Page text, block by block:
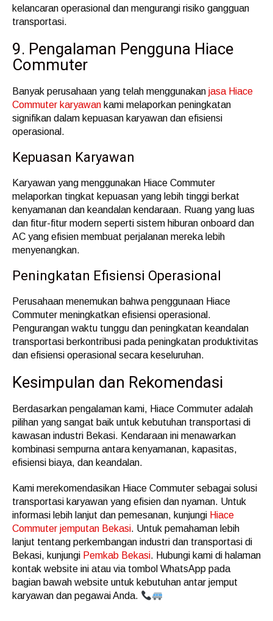
kelancaran operasional dan mengurangi risiko gangguan
transportasi.
9. Pengalaman Pengguna Hiace
Commuter
Banyak perusahaan yang telah menggunakan jasa Hiace
Commuter karyawan kami melaporkan peningkatan
signifikan dalam kepuasan karyawan dan efisiensi
operasional.
Kepuasan Karyawan
Karyawan yang menggunakan Hiace Commuter
melaporkan tingkat kepuasan yang lebih tinggi berkat
kenyamanan dan keandalan kendaraan. Ruang yang luas
dan fitur-fitur modern seperti sistem hiburan onboard dan
AC yang efisien membuat perjalanan mereka lebih
menyenangkan.
Peningkatan Efisiensi Operasional
Perusahaan menemukan bahwa penggunaan Hiace
Commuter meningkatkan efisiensi operasional.
Pengurangan waktu tunggu dan peningkatan keandalan
transportasi berkontribusi pada peningkatan produktivitas
dan efisiensi operasional secara keseluruhan.
Kesimpulan dan Rekomendasi
Berdasarkan pengalaman kami, Hiace Commuter adalah
pilihan yang sangat baik untuk kebutuhan transportasi di
kawasan industri Bekasi. Kendaraan ini menawarkan
kombinasi sempurna antara kenyamanan, kapasitas,
efisiensi biaya, dan keandalan.
Kami merekomendasikan Hiace Commuter sebagai solusi
transportasi karyawan yang efisien dan nyaman. Untuk
informasi lebih lanjut dan pemesanan, kunjungi Hiace
Commuter jemputan Bekasi. Untuk pemahaman lebih
lanjut tentang perkembangan industri dan transportasi di
Bekasi, kunjungi Pemkab Bekasi. Hubungi kami di halaman
kontak website ini atau via tombol WhatsApp pada
bagian bawah website untuk kebutuhan antar jemput
karyawan dan pegawai Anda.